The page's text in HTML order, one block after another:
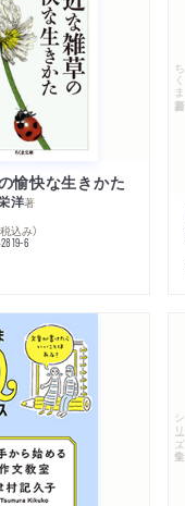
愉快な生きかた
洋著
込み）
6
ちくま新書
シリーズ・全集